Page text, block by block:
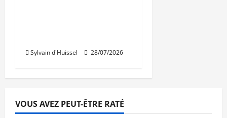
Sylvain d'Huissel 28/07/2026
VOUS AVEZ PEUT-ÊTRE RATÉ